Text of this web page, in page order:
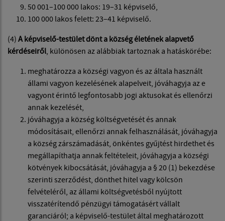
50 001–100 000 lakos: 19–31 képviselő,
100 000 lakos felett: 23–41 képviselő.
(4) A képviselő-testület dönt a község életének alapvető
kérdéseiről , különösen az alábbiak tartoznak a hatáskörébe:
meghatározza a községi vagyon és az általa használt
állami vagyon kezelésének alapelveit, jóváhagyja az e
vagyont érintő legfontosabb jogi aktusokat és ellenőrzi
annak kezelését,
jóváhagyja a község költségvetését és annak
módosításait, ellenőrzi annak felhasználását, jóváhagyja
a község zárszámadását, önkéntes gyűjtést hirdethet és
megállapíthatja annak feltételeit, jóváhagyja a községi
kötvények kibocsátását, jóváhagyja a § 20 (1) bekezdése
szerinti szerződést, dönthet hitel vagy kölcsön
felvételéről, az állami költségvetésből nyújtott
visszatérítendő pénzügyi támogatásért vállalt
garanciáról; a képviselő-testület által meghatározott